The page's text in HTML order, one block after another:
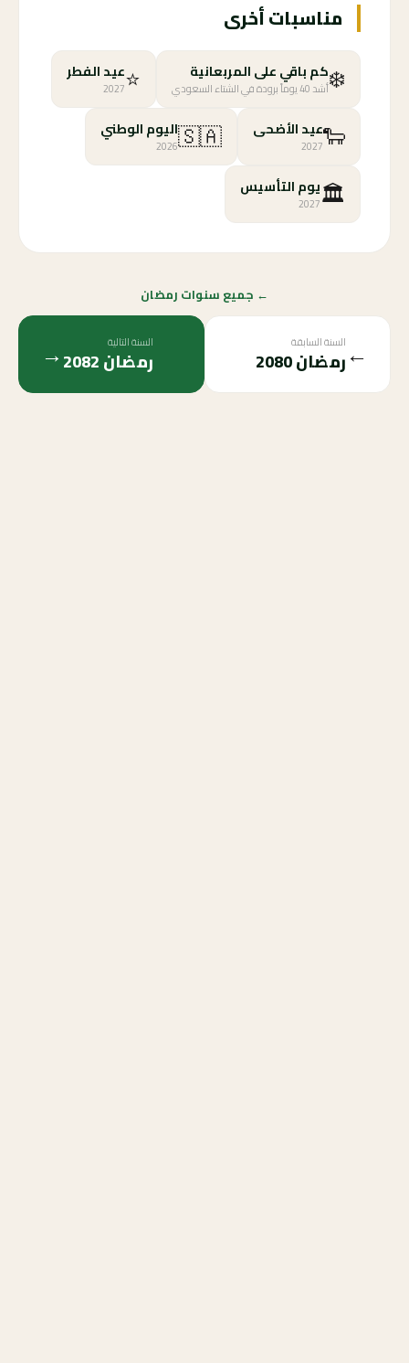
مناسبات أخرى
❄️كم باقي على المربعانية
أشد 40 يوماً برودة في الشتاء السعودي ⭐عيد الفطر
2027
🐑عيد الأضحى
2027
🇸🇦اليوم الوطني
2026
🏛️يوم التأسيس
2027
← جميع سنوات رمضان
← السنة السابقة
رمضان2080
السنة التالية
رمضان2082
→